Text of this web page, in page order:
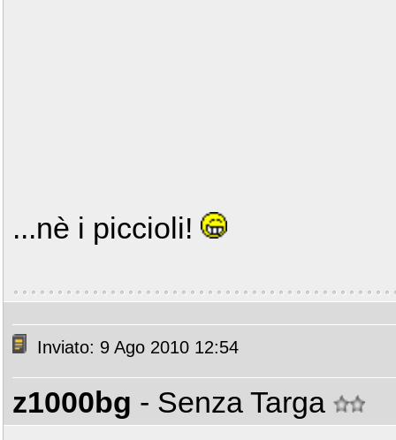
...nè i piccioli!
Inviato: 9 Ago 2010 12:54
z1000bg - Senza Targa